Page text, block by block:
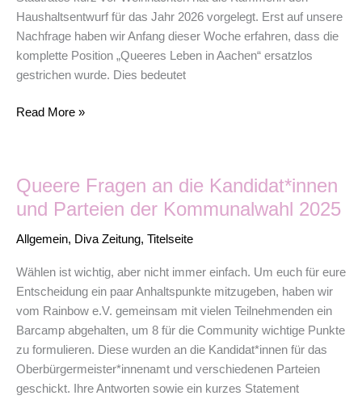
Haushaltsentwurf für das Jahr 2026 vorgelegt. Erst auf unsere
Nachfrage haben wir Anfang dieser Woche erfahren, dass die
komplette Position „Queeres Leben in Aachen“ ersatzlos
gestrichen wurde. Dies bedeutet
Fördergelder
für
queere
Projekte.
Read More »
Queere Fragen an die Kandidat*innen
und Parteien der Kommunalwahl 2025
Allgemein, Diva Zeitung, Titelseite
Wählen ist wichtig, aber nicht immer einfach. Um euch für eure
Entscheidung ein paar Anhaltspunkte mitzugeben, haben wir
vom Rainbow e.V. gemeinsam mit vielen Teilnehmenden ein
Barcamp abgehalten, um 8 für die Community wichtige Punkte
zu formulieren. Diese wurden an die Kandidat*innen für das
Oberbürgermeister*innenamt und verschiedenen Parteien
geschickt. Ihre Antworten sowie ein kurzes Statement
Fragen
an
Kandidat*innen
Parteien
der
Kommunalwahl
2025